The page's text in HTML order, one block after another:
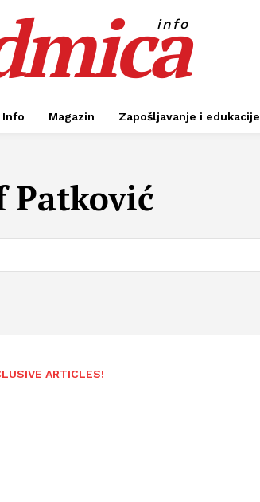
info
Info Magazin Zapošljavanje i edukacije
Patković
ARTICLES!